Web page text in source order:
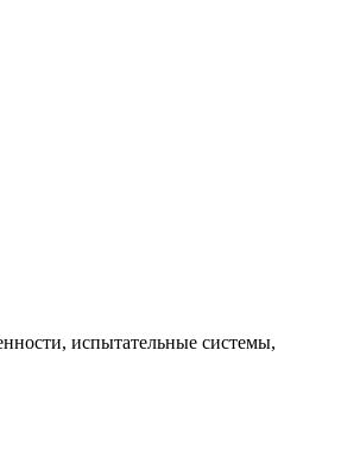
испытательные системы,